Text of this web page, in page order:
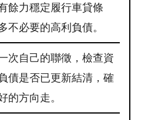
餘力穩定履行車貸條
不必要的高利負債。
次自己的聯徵，檢查資
債是否已更新結清，確
的方向走。